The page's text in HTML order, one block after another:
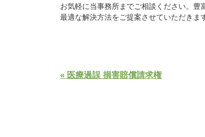
お気軽に当事務所までご相談ください。豊
最適な解決方法をご提案させていただきま
« 医療過誤 損害賠償請求権